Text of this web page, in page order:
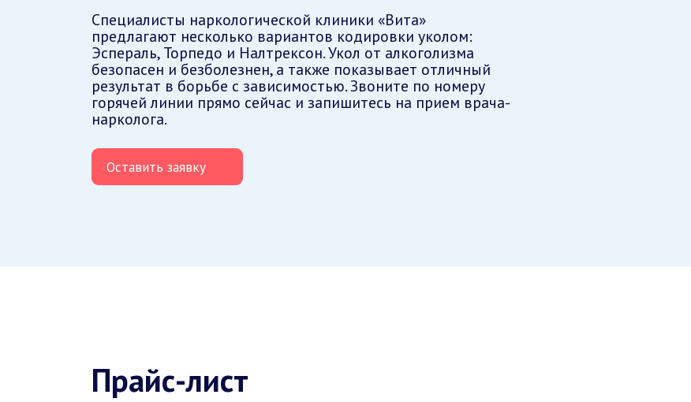
Специалисты наркологической клиники «Вита»
предлагают несколько вариантов кодировки уколом:
Эспераль, Торпедо и Налтрексон. Укол от алкоголизма
безопасен и безболезнен, а также показывает отличный
результат в борьбе с зависимостью. Звоните по номеру
горячей линии прямо сейчас и запишитесь на прием врача-
нарколога.
Оставить заявку
Прайс-лист